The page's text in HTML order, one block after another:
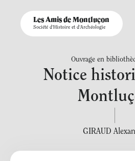
Les Amis de Montluçon
Société d'Histoire et d'Archéologie
Ouvrage en
Notice
GIRAUD